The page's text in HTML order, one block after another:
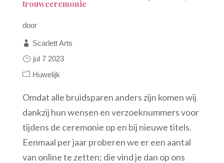
trouwceremonie
door
Scarlett Arts
jul 7 2023
Huwelijk
Omdat alle bruidsparen anders zijn komen wij
dankzij hun wensen en verzoeknummers voor
tijdens de ceremonie op en bij nieuwe titels.
Eenmaal per jaar proberen we er een aantal
van online te zetten; die vind je dan op ons